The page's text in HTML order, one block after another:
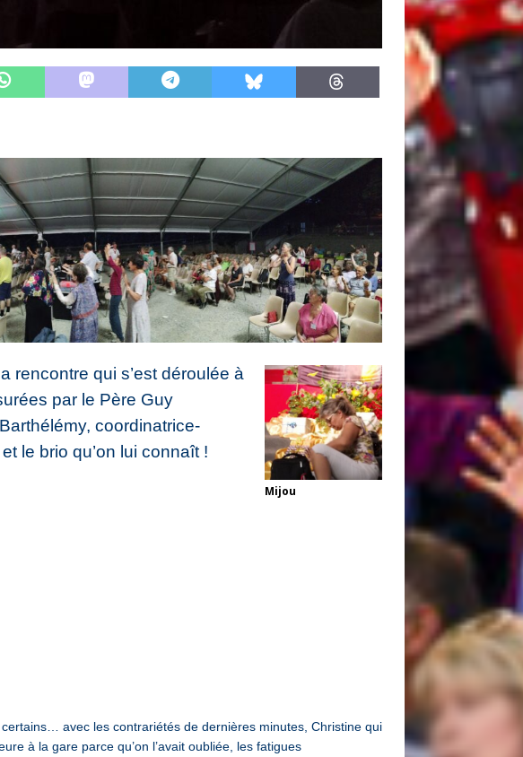
Mijou
rencontre qui s’est déroulée à
par le Père Guy
coordinatrice-
le brio qu’on lui connaît !
avec les contrariétés de dernières minutes, Christine qui
à la gare parce qu’on l’avait oubliée, les fatigues